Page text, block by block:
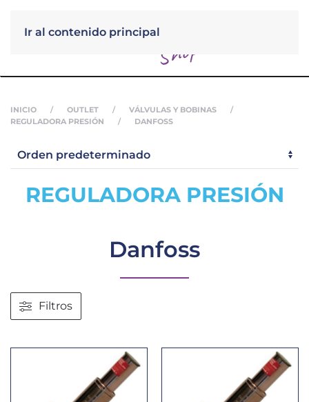
Ir al contenido principal
INICIO OUTLET
VÁLVULAS Y BOBINAS
REGULADORA PRESIÓN
DANFOSS
REGULADORA PRESIÓN
Danfoss
Filtros